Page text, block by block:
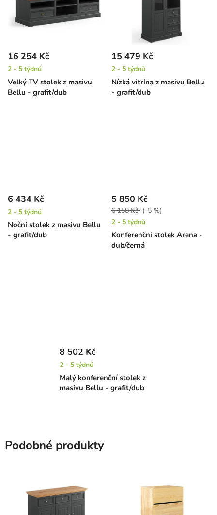
Velký TV stolek z masivu
Bellu - grafit/dub
16 254 Kč
2 - 5 týdnů
Nízká vitrína z masivu Bellu
- grafit/dub
15 479 Kč
2 - 5 týdnů
Noční stolek z masivu Bellu
- grafit/dub
6 434 Kč
2 - 5 týdnů
Konferenční stolek Arena -
dub/černá
5 850 Kč
6 158 Kč (–5 %)
2 - 5 týdnů
Malý konferenční stolek z
masivu Bellu - grafit/dub
8 502 Kč
2 - 5 týdnů
Podobné produkty